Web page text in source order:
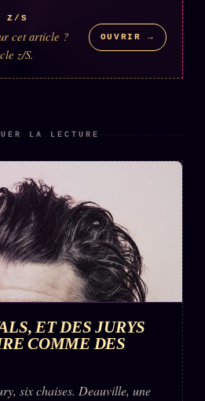
ÉQUIPE + AUTEURS
Z/S
cet article ?
z/S.
OUVRIR →
LA LECTURE
ET DES JURYS
COMME DES
six chaises. Deauville, une